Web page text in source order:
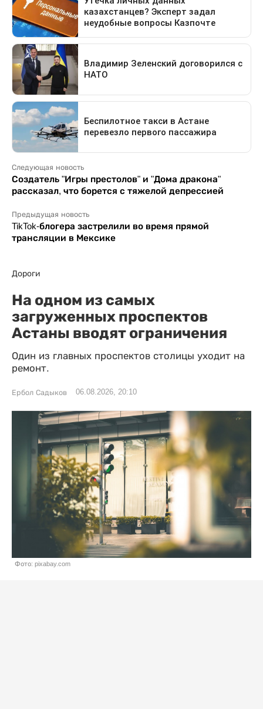
Следующая новость
Создатель "Игры престолов" и "Дома дракона"
рассказал, что борется с тяжелой депрессией
Предыдущая новость
TikTok-блогера застрелили во время прямой
трансляции в Мексике
Дороги
На одном из самых
загруженных проспектов
Астаны вводят ограничения
Один из главных проспектов столицы уходит на
ремонт.
Ербол Садыков 06.08.2026, 20:10
Фото: pixabay.com